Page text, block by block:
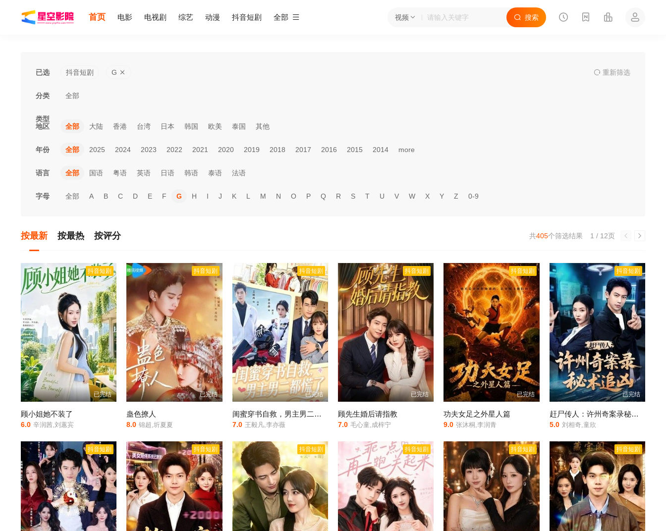
视频 搜索
首页 电影 电视剧 综艺 动漫 抖音短剧 全部
已选 抖音短剧 G 重新筛选
分类 全部
类型
地区
全部 大陆 香港 台湾 日本 韩国 欧美 泰国 其他
年份 全部 2025 2024 2023 2022 2021 2020 2019 2018 2017 2016 2015 2014 more
语言 全部 国语 粤语 英语 日语 韩语 泰语 法语
字母 全部 A B C D E F G H I J K L M N O P Q R S T U V W X Y Z 0-9
按最新 按最热 按评分 1 / 12页
共405个筛选结果
抖音短剧
已完结
顾小姐她不装了
6.0 辛润茜,刘蕙宾
抖音短剧
已完结
蛊色撩人
8.0 锦超,圻夏夏
抖音短剧
已完结
闺蜜穿书自救，男主男二都慌了
7.0 王毅凡,李亦薇
抖音短剧
已完结
顾先生婚后请指教
7.0 毛心童,成梓宁
抖音短剧
已完结
功夫女足之外星人篇
9.0 张沐桐,李润青
抖音短剧
已完结
赶尸传人：许州奇案录秘术追凶
5.0 刘相奇,童欣
抖音短剧 抖音短剧 抖音短剧 抖音短剧 抖音短剧 抖音短剧